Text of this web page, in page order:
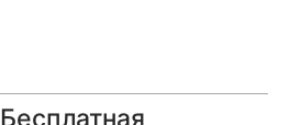
Бесплатная